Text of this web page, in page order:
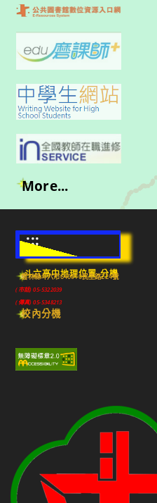
More...
:::
斗六高中地理位置-分機
雲林縣斗六市640010民生路224號
(市話) 05-5322039
(傳真) 05-5348213
校內分機